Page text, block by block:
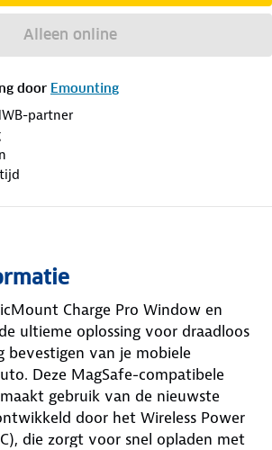
Alleen online
door Emounting
partner
Charge Pro Window en
ultieme oplossing voor draadloos
bevestigen van je mobiele
Deze MagSafe-compatibele
gebruik van de nieuwste
door het Wireless Power
die zorgt voor snel opladen met